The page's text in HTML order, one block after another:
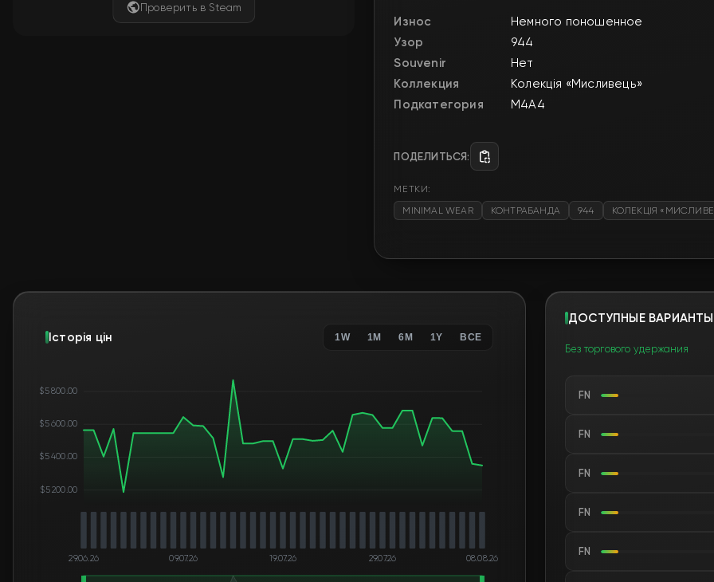
Проверить в Steam
Износ
Немного поношенное
Узор
944
Souvenir
Нет
Коллекция
Колекція «Мисливець»
Подкатегория
M4A4
ПОДЕЛИТЬСЯ:
МЕТКИ:
MINIMAL WEAR
КОНТРАБАНДА 944 КОЛЕКЦІЯ
Історія цін 1W 1M 6M 1Y ВСЕ
$5 200.00
$5 400.00
$5 600.00
$5 800.00
29.06.26 09.07.26 19.07.26 29.07.26 08.08.26
ДОСТУПНЫЕ ВАРИАНТЫ
Без торгового удержания
FN
FN
FN
FN
FN